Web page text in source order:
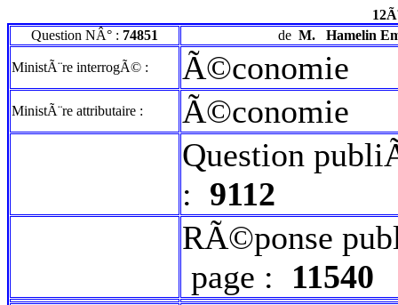
Question NÂ° : 74851 de M. Hamelin
MinistÃ¨re interrogÃ© : Ã©conomie
MinistÃ¨re attributaire :
Ã©conomie
Question
: 9112
RÃ©ponse
page : 11540